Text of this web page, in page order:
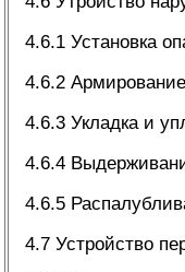
4.6.1 Установка
4.6.2
4.6.3 Укладка и
4.6.4
4.6.5
4.7 Устройство